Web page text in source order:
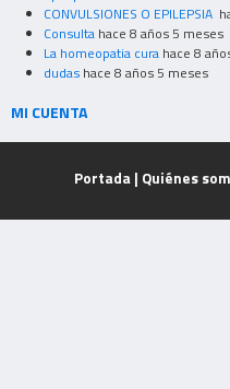
CONVULSIONES O EPILEPSIA
Consulta hace 8 años 5 meses
La homeopatia cura hace 8
dudas hace 8 años 5 meses
MI CUENTA
Portada | Quiénes